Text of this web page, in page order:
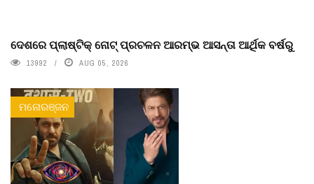
ଦେଶରେ ପ୍ଲାଷ୍ଟିକ୍ ନୋଟ୍‌ ପ୍ରଚଳନ ଆରମ୍ଭ ଆସନ୍ତା ଆର୍ଥିକ ବର୍ଷରୁ
13992 AUG 05, 2026
ମନୋରଞ୍ଜନ